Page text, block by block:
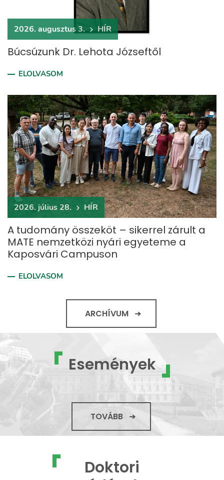
2026. augusztus 3. HÍR
Búcsúzunk Dr. Lehota Józseftől
ELOLVASOM
2026. július 28. HÍR
A tudomány összeköt – sikerrel zárult a
MATE nemzetközi nyári egyeteme a
Kaposvári Campuson
ELOLVASOM
ARCHÍVUM
Események
TOVÁBB
Doktori